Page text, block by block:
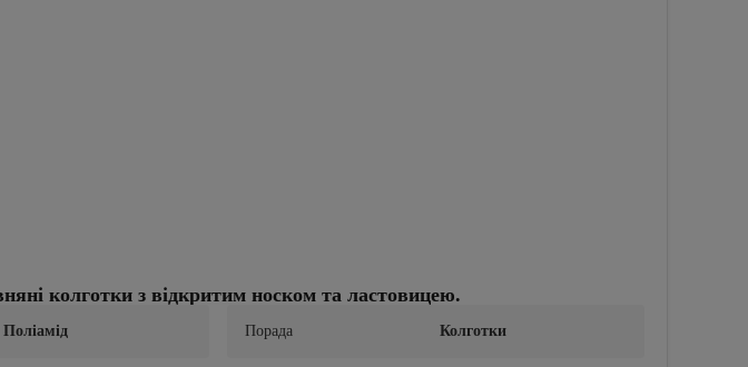
колготки з відкритим носком та ластовицею.
Поліамід Порада Колготки